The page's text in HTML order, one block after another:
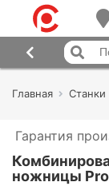
Главная Станки
Гарантия
ножницы